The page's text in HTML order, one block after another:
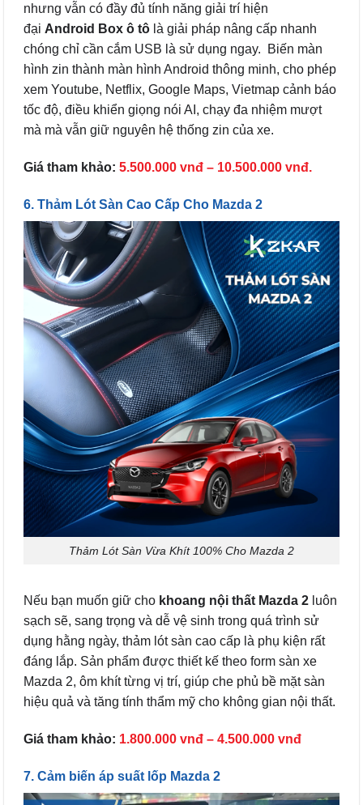
nhưng vẫn có đầy đủ tính năng giải trí hiện
đại Android Box ô tô là giải pháp nâng cấp nhanh
chóng chỉ cần cắm USB là sử dụng ngay. Biến màn
hình zin thành màn hình Android thông minh, cho phép
xem Youtube, Netflix, Google Maps, Vietmap cảnh báo
tốc độ, điều khiển giọng nói AI, chạy đa nhiệm mượt
mà mà vẫn giữ nguyên hệ thống zin của xe.
Giá tham khảo: 5.500.000 vnđ – 10.500.000 vnđ.
6. Thảm Lót Sàn Cao Cấp Cho Mazda 2
Thảm Lót Sàn Vừa Khít 100% Cho Mazda 2
Nếu bạn muốn giữ cho khoang nội thất Mazda 2 luôn
sạch sẽ, sang trọng và dễ vệ sinh trong quá trình sử
dụng hằng ngày, thảm lót sàn cao cấp là phụ kiện rất
đáng lắp. Sản phẩm được thiết kế theo form sàn xe
Mazda 2, ôm khít từng vị trí, giúp che phủ bề mặt sàn
hiệu quả và tăng tính thẩm mỹ cho không gian nội thất.
Giá tham khảo: 1.800.000 vnđ – 4.500.000 vnđ
7. Cảm biến áp suất lốp Mazda 2